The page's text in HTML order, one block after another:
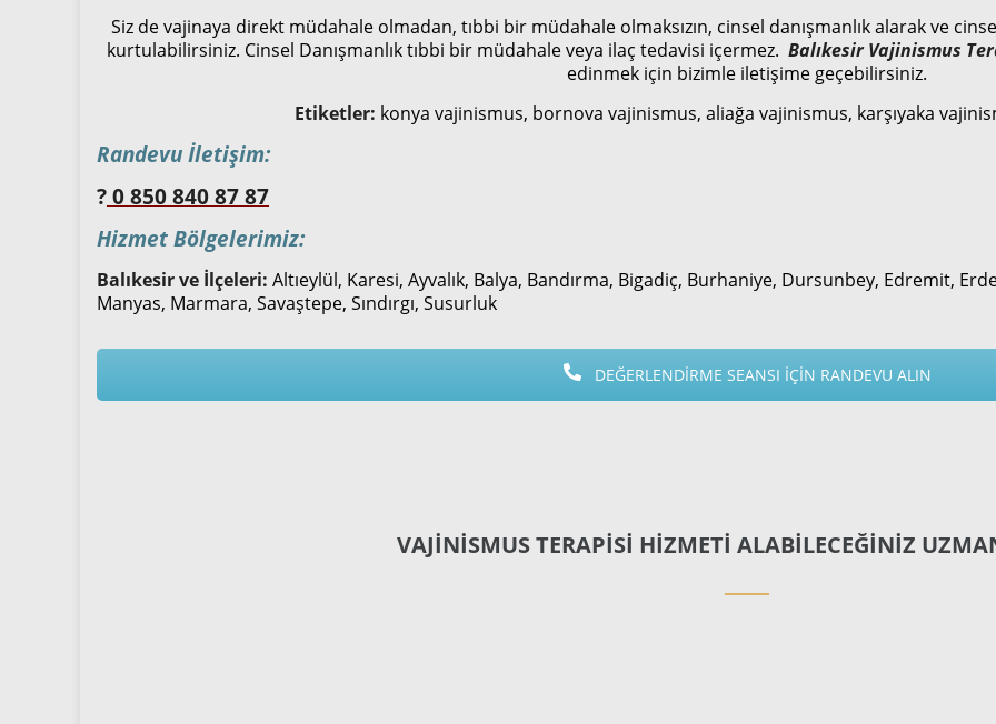
Siz de vajinaya direkt müdahale olmadan, tıbbi bir müdahale olmaksızın, cinsel danışmanlık alarak ve
kurtulabilirsiniz. Cinsel Danışmanlık tıbbi bir müdahale veya ilaç tedavisi içermez.Balıkesir Vajinismus
edinmek için bizimle iletişime geçebilirsiniz.
Etiketler: konya vajinismus, bornova vajinismus, aliağa vajinismus, karşıyaka
Randevu İletişim:
? 0 850 840 87 87
Hizmet Bölgelerimiz:
Balıkesir ve İlçeleri: Altıeylül, Karesi, Ayvalık, Balya, Bandırma, Bigadiç, Burhaniye, Dursunbey, Edremit,
Manyas, Marmara, Savaştepe, Sındırgı, Susurluk
DEĞERLENDİRME SEANSI İÇİN RANDEVU ALIN
VAJİNİSMUS TERAPİSİ HİZMETİ ALABİLECEĞİNİZ